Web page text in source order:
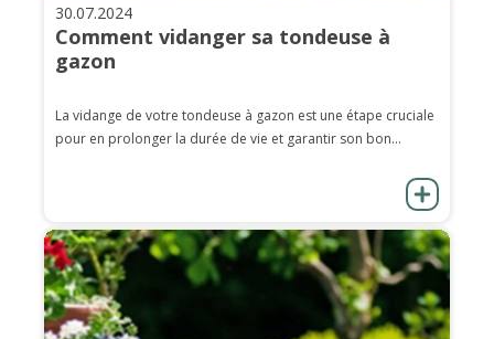
30.07.2024
Comment vidanger sa tondeuse à
gazon
La vidange de votre tondeuse à gazon est une étape cruciale
pour en prolonger la durée de vie et garantir son bon...